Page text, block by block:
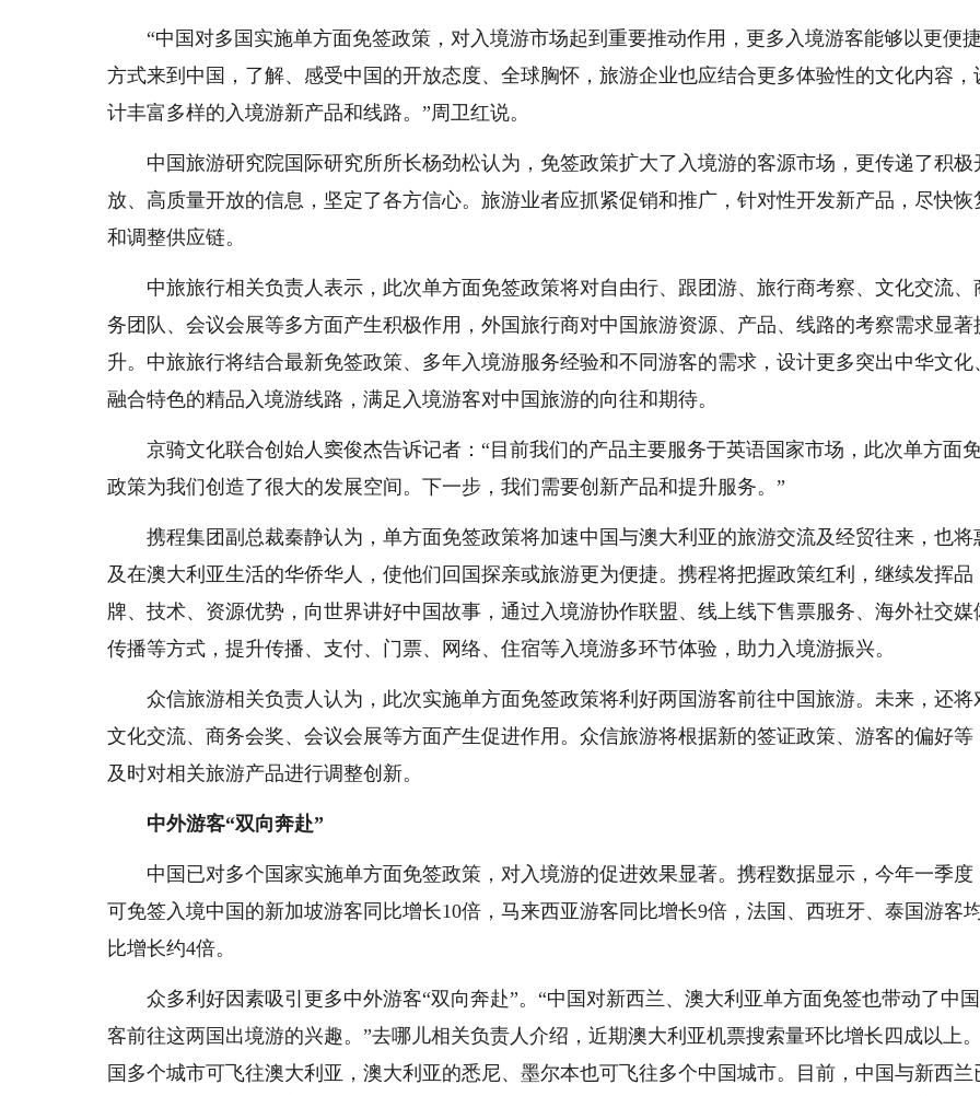
“中国对多国实施单方面免签政策，对入境游市场起到重要推动作用，更多入境游客能够以更便
方式来到中国，了解、感受中国的开放态度、全球胸怀，旅游企业也应结合更多体验性的文化内容，
计丰富多样的入境游新产品和线路。”周卫红说。
中国旅游研究院国际研究所所长杨劲松认为，免签政策扩大了入境游的客源市场，更传递了积极
放、高质量开放的信息，坚定了各方信心。旅游业者应抓紧促销和推广，针对性开发新产品，尽快恢
和调整供应链。
中旅旅行相关负责人表示，此次单方面免签政策将对自由行、跟团游、旅行商考察、文化交流、
务团队、会议会展等多方面产生积极作用，外国旅行商对中国旅游资源、产品、线路的考察需求显著
升。中旅旅行将结合最新免签政策、多年入境游服务经验和不同游客的需求，设计更多突出中华文化
融合特色的精品入境游线路，满足入境游客对中国旅游的向往和期待。
京骑文化联合创始人窦俊杰告诉记者：“目前我们的产品主要服务于英语国家市场，此次单方面
政策为我们创造了很大的发展空间。下一步，我们需要创新产品和提升服务。”
携程集团副总裁秦静认为，单方面免签政策将加速中国与澳大利亚的旅游交流及经贸往来，也将
及在澳大利亚生活的华侨华人，使他们回国探亲或旅游更为便捷。携程将把握政策红利，继续发挥品
牌、技术、资源优势，向世界讲好中国故事，通过入境游协作联盟、线上线下售票服务、海外社交媒
传播等方式，提升传播、支付、门票、网络、住宿等入境游多环节体验，助力入境游振兴。
众信旅游相关负责人认为，此次实施单方面免签政策将利好两国游客前往中国旅游。未来，还将
文化交流、商务会奖、会议会展等方面产生促进作用。众信旅游将根据新的签证政策、游客的偏好等
及时对相关旅游产品进行调整创新。
中外游客“双向奔赴”
中国已对多个国家实施单方面免签政策，对入境游的促进效果显著。携程数据显示，今年一季度
可免签入境中国的新加坡游客同比增长10倍，马来西亚游客同比增长9倍，法国、西班牙、泰国游客
比增长约4倍。
众多利好因素吸引更多中外游客“双向奔赴”。“中国对新西兰、澳大利亚单方面免签也带动了中
客前往这两国出境游的兴趣。”去哪儿相关负责人介绍，近期澳大利亚机票搜索量环比增长四成以上
国多个城市可飞往澳大利亚，澳大利亚的悉尼、墨尔本也可飞往多个中国城市。目前，中国与新西兰